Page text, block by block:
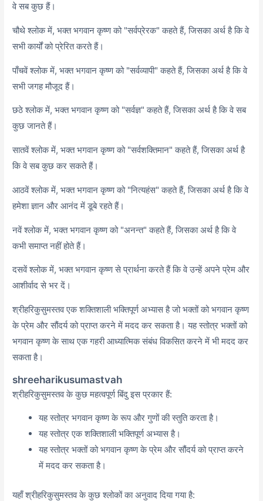
वे सब कुछ हैं।
चौथे श्लोक में, भक्त भगवान कृष्ण को "सर्वप्रेरक" कहते हैं, जिसका अर्थ है कि वे
सभी कार्यों को प्रेरित करते हैं।
पाँचवें श्लोक में, भक्त भगवान कृष्ण को "सर्वव्यापी" कहते हैं, जिसका अर्थ है कि वे
सभी जगह मौजूद हैं।
छठे श्लोक में, भक्त भगवान कृष्ण को "सर्वज्ञ" कहते हैं, जिसका अर्थ है कि वे सब
कुछ जानते हैं।
सातवें श्लोक में, भक्त भगवान कृष्ण को "सर्वशक्तिमान" कहते हैं, जिसका अर्थ है
कि वे सब कुछ कर सकते हैं।
आठवें श्लोक में, भक्त भगवान कृष्ण को "नित्यहंस" कहते हैं, जिसका अर्थ है कि वे
हमेशा ज्ञान और आनंद में डूबे रहते हैं।
नवें श्लोक में, भक्त भगवान कृष्ण को "अनन्त" कहते हैं, जिसका अर्थ है कि वे
कभी समाप्त नहीं होते हैं।
दसवें श्लोक में, भक्त भगवान कृष्ण से प्रार्थना करते हैं कि वे उन्हें अपने प्रेम और
आशीर्वाद से भर दें।
श्रीहरिकुसुमस्तव एक शक्तिशाली भक्तिपूर्ण अभ्यास है जो भक्तों को भगवान कृष्ण
के प्रेम और सौंदर्य को प्राप्त करने में मदद कर सकता है। यह स्तोत्र भक्तों को
भगवान कृष्ण के साथ एक गहरी आध्यात्मिक संबंध विकसित करने में भी मदद कर
सकता है।
shreeharikusumastvah
श्रीहरिकुसुमस्तव के कुछ महत्वपूर्ण बिंदु इस प्रकार हैं:
यह स्तोत्र भगवान कृष्ण के रूप और गुणों की स्तुति करता है।
यह स्तोत्र एक शक्तिशाली भक्तिपूर्ण अभ्यास है।
यह स्तोत्र भक्तों को भगवान कृष्ण के प्रेम और सौंदर्य को प्राप्त करने
में मदद कर सकता है।
यहाँ श्रीहरिकुसुमस्तव के कुछ श्लोकों का अनुवाद दिया गया है: